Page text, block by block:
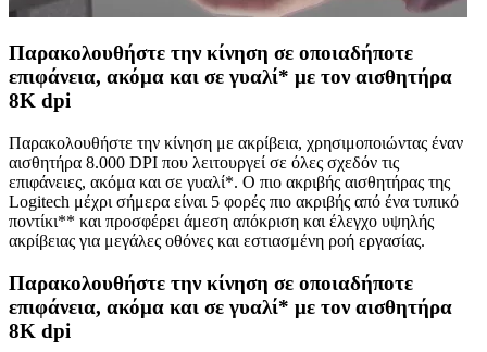
Παρακολουθήστε την κίνηση σε οποιαδήποτε
επιφάνεια, ακόμα και σε γυαλί* με τον αισθητήρα
8K dpi
Παρακολουθήστε την κίνηση με ακρίβεια, χρησιμοποιώντας έναν
αισθητήρα 8.000 DPI που λειτουργεί σε όλες σχεδόν τις
επιφάνειες, ακόμα και σε γυαλί*. Ο πιο ακριβής αισθητήρας της
Logitech μέχρι σήμερα είναι 5 φορές πιο ακριβής από ένα τυπικό
ποντίκι** και προσφέρει άμεση απόκριση και έλεγχο υψηλής
ακρίβειας για μεγάλες οθόνες και εστιασμένη ροή εργασίας.
Παρακολουθήστε την κίνηση σε οποιαδήποτε
επιφάνεια, ακόμα και σε γυαλί* με τον αισθητήρα
8K dpi